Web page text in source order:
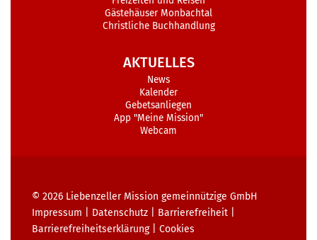
Gästehäuser Monbachtal
Christliche Buchhandlung
AKTUELLES
News
Kalender
Gebetsanliegen
App "Meine Mission"
Webcam
© 2026 Liebenzeller Mission gemeinnützige GmbH
Impressum
Datenschutz Barrierefreiheit
Barrierefreiheits­erklärung| Cookies